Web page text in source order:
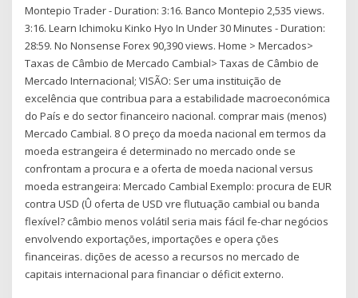
Montepio Trader - Duration: 3:16. Banco Montepio 2,535 views.
3:16. Learn Ichimoku Kinko Hyo In Under 30 Minutes - Duration:
28:59. No Nonsense Forex 90,390 views. Home > Mercados>
Taxas de Câmbio de Mercado Cambial> Taxas de Câmbio de
Mercado Internacional; VISÃO: Ser uma instituição de
excelência que contribua para a estabilidade macroeconómica
do País e do sector financeiro nacional. comprar mais (menos)
Mercado Cambial. 8 O preço da moeda nacional em termos da
moeda estrangeira é determinado no mercado onde se
confrontam a procura e a oferta de moeda nacional versus
moeda estrangeira: Mercado Cambial Exemplo: procura de EUR
contra USD (Û oferta de USD vre flutuação cambial ou banda
flexível? câmbio menos volátil seria mais fácil fe-char negócios
envolvendo exportações, importações e opera ções
financeiras. dições de acesso a recursos no mercado de
capitais internacional para financiar o déficit externo.